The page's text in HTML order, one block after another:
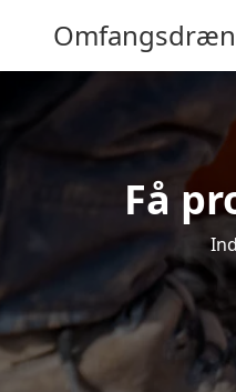
Få